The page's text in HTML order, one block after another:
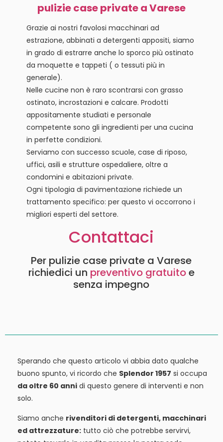
pulizie case private a Varese
Grazie ai nostri favolosi macchinari ad
estrazione, abbinati a detergenti appositi, siamo
in grado di estrarre anche lo sporco più ostinato
da moquette e tappeti ( o tessuti più in
generale).
Nelle cucine non è raro scontrarsi con grasso
ostinato, incrostazioni e calcare. Prodotti
appositamente studiati e personale
competente sono gli ingredienti per una cucina
in perfette condizioni.
Serviamo con successo scuole, case di riposo,
uffici, asili e strutture ospedaliere, oltre a
condomini e abitazioni private.
Ogni tipologia di pavimentazione richiede un
trattamento specifico: per questo vi occorrono i
migliori esperti del settore.
Contattaci
Per pulizie case private a Varese
richiedici un preventivo gratuitoe
senza impegno
Sperando che questo articolo vi abbia dato qualche
buono spunto, vi ricordo che Splendor 1957 si occupa
da oltre 60 anni di questo genere di interventi e non
solo.
Siamo anche rivenditori di detergenti, macchinari
ed attrezzature: tutto ciò che potrebbe servirvi,